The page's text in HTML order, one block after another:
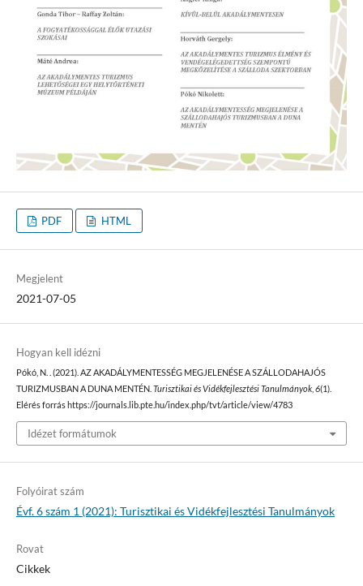
PDF HTML
Megjelent
2021-07-05
Hogyan kell idézni
Pókó, N. . (2021). AZ AKADÁLYMENTESSÉG MEGJELENÉSE A SZÁLLODAHAJÓS
TURIZMUSBAN A DUNA MENTÉN. Turisztikai és Vidékfejlesztési Tanulmányok, 6(1).
Elérés forrás https://journals.lib.pte.hu/index.php/tvt/article/view/4783
Idézet formátumok
Folyóirat szám
Évf. 6 szám 1 (2021): Turisztikai és Vidékfejlesztési Tanulmányok
Rovat
Cikkek